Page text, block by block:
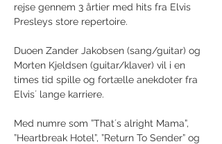
rejse gennem 3 årtier med hits fra Elvis
Presleys store repertoire.
Duoen Zander Jakobsen (sang/guitar) og
Morten Kjeldsen (guitar/klaver) vil i en
times tid spille og fortælle anekdoter fra
Elvis´ lange karriere.
Med numre som ”That´s alright Mama”,
”Heartbreak Hotel”, ”Return To Sender” og